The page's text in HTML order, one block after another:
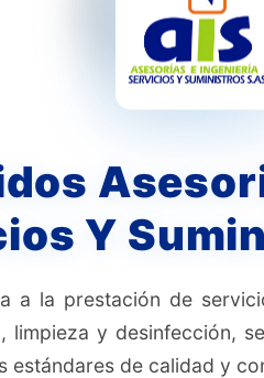
Y
a la prestación de
limpieza y desinfección,
estándares de calidad y